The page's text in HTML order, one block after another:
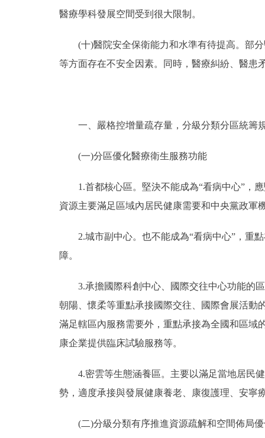
醫療學科發展空間受到很大限制。
(十)醫院安全保衛能力和水準有待提高。部分
等方面存在不安全因素。同時，醫療糾紛、醫患
一、嚴格控增量疏存量，分級分類分區統籌
(一)分區優化醫療衛生服務功能
1.首都核心區。堅決不能成為“看病中心”，應
資源主要滿足區域內居民健康需要和中央黨政軍
2.城市副中心。也不能成為“看病中心”，重點
障。
3.承擔國際科創中心、國際交往中心功能的區
朝陽、懷柔等重點承接國際交往、國際會展活動
滿足轄區內服務需要外，重點承接為全國和區域
康企業提供臨床試驗服務等。
4.密雲等生態涵養區。主要以滿足當地居民健
勢，適度承接與發展健康養老、康復護理、安寧
(二)分級分類有序推進資源疏解和空間佈局優